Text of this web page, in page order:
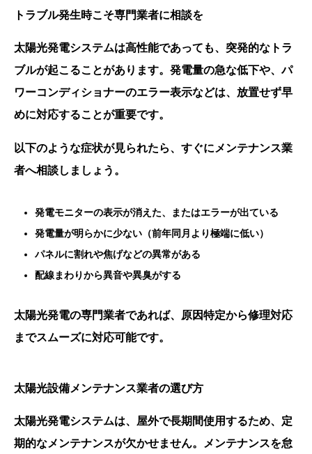
トラブル発生時こそ専門業者に相談を
太陽光発電システムは高性能であっても、突発的なトラ
ブルが起こることがあります。発電量の急な低下や、パ
ワーコンディショナーのエラー表示などは、放置せず早
めに対応することが重要です。
以下のような症状が見られたら、すぐにメンテナンス業
者へ相談しましょう。
発電モニターの表示が消えた、またはエラーが出ている
発電量が明らかに少ない（前年同月より極端に低い）
パネルに割れや焦げなどの異常がある
配線まわりから異音や異臭がする
太陽光発電の専門業者であれば、原因特定から修理対応
までスムーズに対応可能です。
太陽光設備メンテナンス業者の選び方
太陽光発電システムは、屋外で長期間使用するため、定
期的なメンテナンスが欠かせません。メンテナンスを怠